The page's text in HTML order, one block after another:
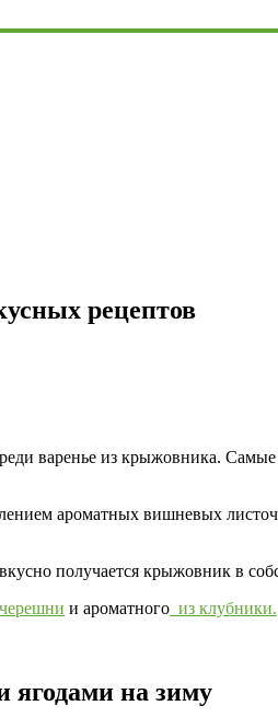
рецептов
варенье из крыжовника.
ароматных вишневых
получается крыжовник в
и ароматного из клубники.
ягодами на зиму